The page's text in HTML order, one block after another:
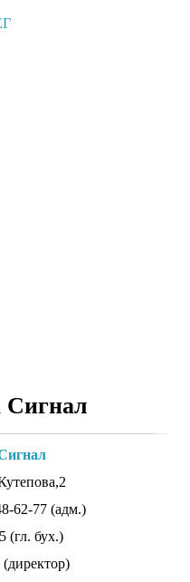
Сигнал
62-77 (адм.)
(гл. бух.)